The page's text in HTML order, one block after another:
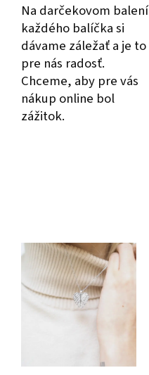
Na darčekovom balení
každého balíčka si
dávame záležať a je to
pre nás radosť.
Chceme, aby pre vás
nákup online bol
zážitok.